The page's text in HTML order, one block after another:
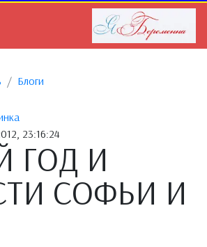
Блоги
23:16:24
ГОД И
СОФЬИ И